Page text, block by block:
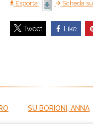
Esporta Scheda su
Tweet Like
SU BORIONI, ANNA